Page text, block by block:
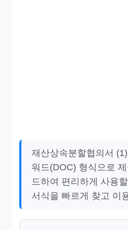
재산상속분할협의서
워드(DOC) 형식으로
드하여 편리하게 사용
서식을 빠르게 찾고 이